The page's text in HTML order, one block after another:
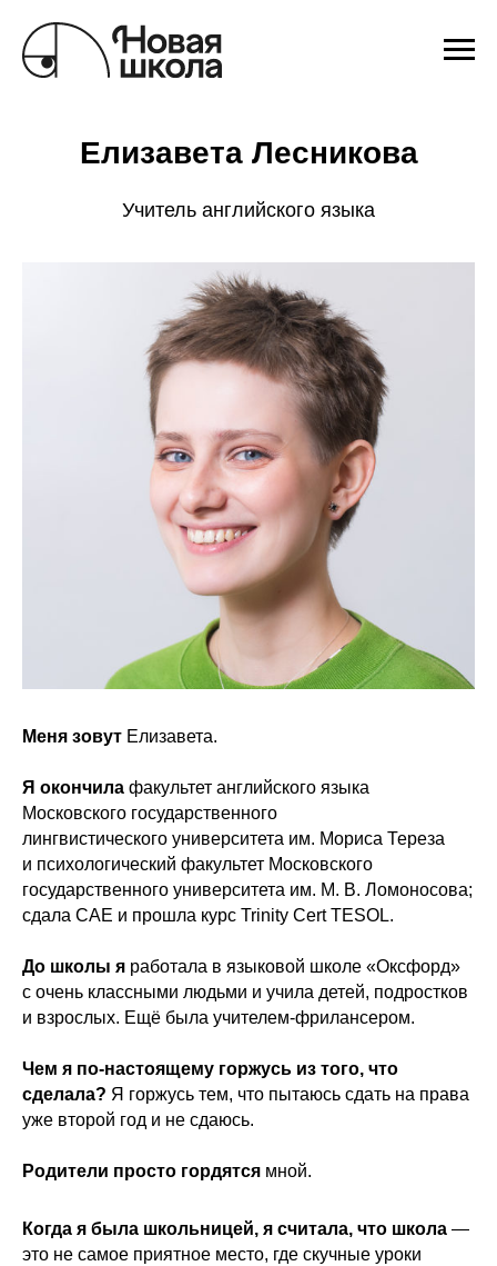
Елизавета Лесникова
Учитель английского языка
Меня зовут Елизавета.
Я окончила факультет английского языка
Московского государственного
лингвистического университета им. Мориса Тереза
и психологический факультет Московского
государственного университета им. М. В. Ломоносова;
сдала CAE и прошла курс Trinity Cert TESOL.
До школы я работала в языковой школе «Оксфорд»
с очень классными людьми и учила детей, подростков
и взрослых. Ещё была учителем-фрилансером.
Чем я по-настоящему горжусь из того, что
сделала? Я горжусь тем, что пытаюсь сдать на права
уже второй год и не сдаюсь.
Родители просто гордятся мной.
Когда я была школьницей, я считала, что школа —
это не самое приятное место, где скучные уроки